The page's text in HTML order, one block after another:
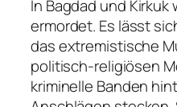
In Bagdad und
ermordet. Es lässt
das extremistische
politisch-religiösen
kriminelle Banden